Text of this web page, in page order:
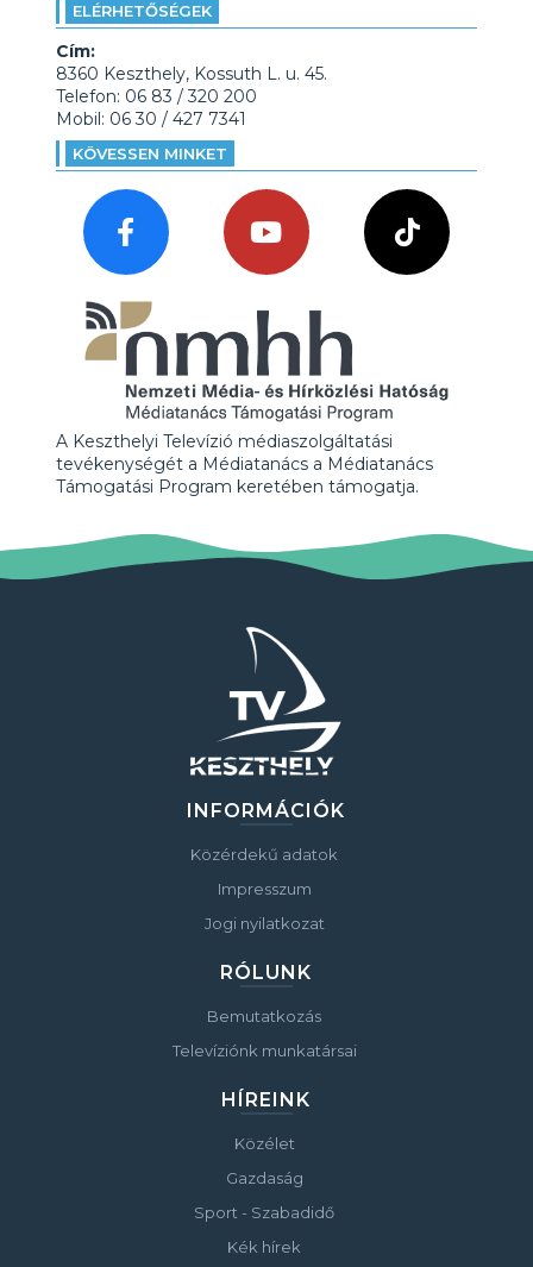
ELÉRHETŐSÉGEK
Cím:
8360 Keszthely, Kossuth L. u. 45.
Telefon: 06 83 / 320 200
Mobil: 06 30 / 427 7341
KÖVESSEN MINKET
A Keszthelyi Televízió médiaszolgáltatási
tevékenységét a Médiatanács a Médiatanács
Támogatási Program keretében támogatja.
INFORMÁCIÓK
Közérdekű adatok
Impresszum
Jogi nyilatkozat
RÓLUNK
Bemutatkozás
Televíziónk munkatársai
HÍREINK
Közélet
Gazdaság
Sport - Szabadidő
Kék hírek